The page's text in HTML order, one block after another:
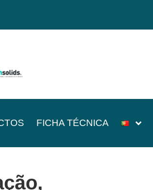
FICHA TÉCNICA